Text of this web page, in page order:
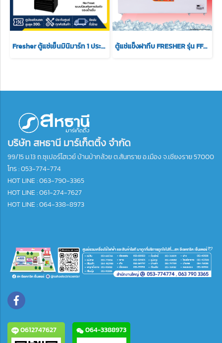
Fresher ตู้แช่เย็นมินิมาร์ท 1 ประตู รุ่น FS-270B ขนาด 9.5 Q. สีดำ ตู้แช่แข็งฝาทึบ FRESHER รุ่น FF-1100XS ขนาด 38.9Q
บริษัท สหธานี มาร์เก็ตติ้ง จำกัด
99/15 ม.13 ถ.ซุเปอร์ไฮเวย์ บ้านป่ากล้วย ต.สันทราย อ.เมือง จ.เชียงราย 57000
โทร :053-774-774
HOT LINE : 063-790-3365
HOT LINE : 061-274-7627
HOT LINE : 064-338-8973
0612747627 064-3388973